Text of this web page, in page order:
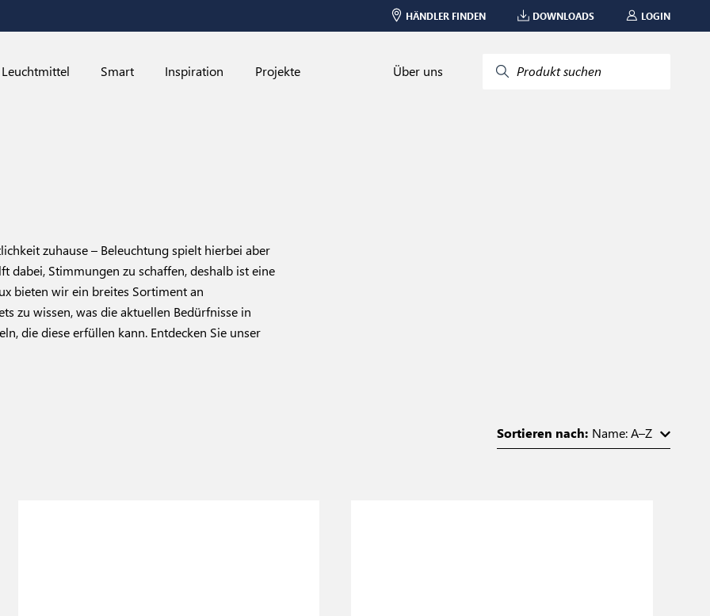
HÄNDLER FINDEN DOWNLOADS LOGIN
Leuchtmittel Smart Inspiration Projekte Über uns Produkt suchen
zuhause – Beleuchtung spielt hierbei aber
dabei, Stimmungen zu schaffen, deshalb ist eine
bieten wir ein breites Sortiment an
zu wissen, was die aktuellen Bedürfnisse in
die diese erfüllen kann. Entdecken Sie unser
Sortieren nach: Name: A–Z